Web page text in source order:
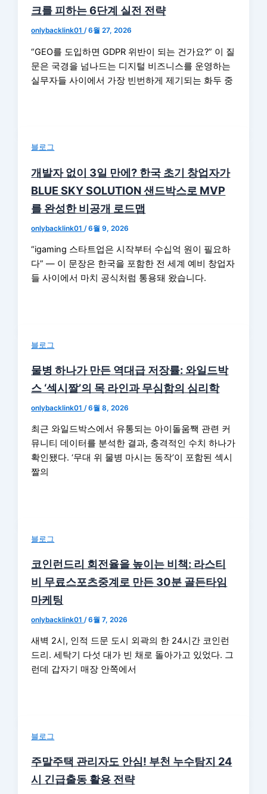
크를 피하는 6단계 실전 전략
onlybacklink01/6월 27, 2026
“GEO를 도입하면 GDPR 위반이 되는 건가요?” 이 질
문은 국경을 넘나드는 디지털 비즈니스를 운영하는
실무자들 사이에서 가장 빈번하게 제기되는 화두 중
블로그
개발자 없이 3일 만에? 한국 초기 창업자가
BLUE SKY SOLUTION 샌드박스로 MVP
를 완성한 비공개 로드맵
onlybacklink01 /6월 9, 2026
“igaming 스타트업은 시작부터 수십억 원이 필요하
다” — 이 문장은 한국을 포함한 전 세계 예비 창업자
들 사이에서 마치 공식처럼 통용돼 왔습니다.
블로그
물병 하나가 만든 역대급 저장률: 와일드박
스 ‘섹시짤’의 목 라인과 무심함의 심리학
onlybacklink01 /6월 8, 2026
최근 와일드박스에서 유통되는 아이돌움짹 관련 커
뮤니티 데이터를 분석한 결과, 충격적인 수치 하나가
확인됐다. ‘무대 위 물병 마시는 동작’이 포함된 섹시
짤의
블로그
코인런드리 회전율을 높이는 비책: 라스티
비 무료스포츠중계로 만든 30분 골든타임
마케팅
onlybacklink01 /6월 7, 2026
새벽 2시, 인적 드문 도시 외곽의 한 24시간 코인런
드리. 세탁기 다섯 대가 빈 채로 돌아가고 있었다. 그
런데 갑자기 매장 안쪽에서
블로그
주말주택 관리자도 안심! 부천 누수탐지 24
시 긴급출동 활용 전략